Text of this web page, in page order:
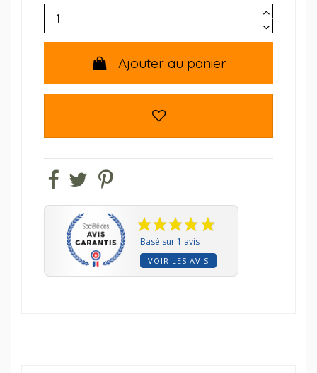
Ajouter au panier
Basé sur 1 avis
VOIR LES AVIS